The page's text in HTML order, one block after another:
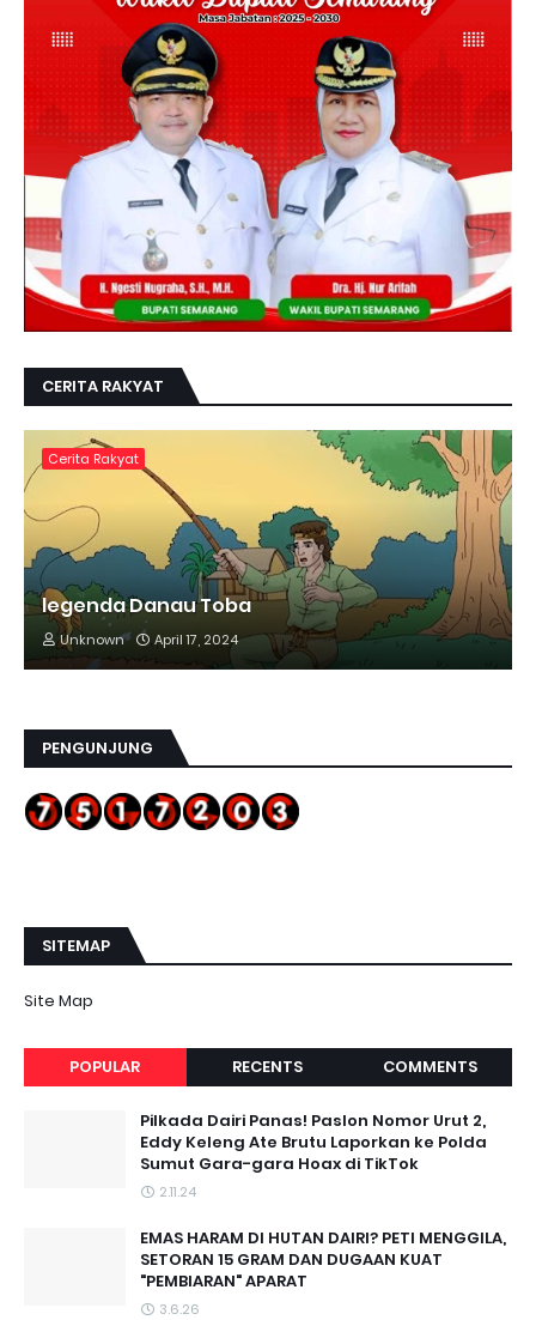
CERITA RAKYAT
Cerita Rakyat
legenda Danau Toba
Unknown April 17, 2024
PENGUNJUNG
SITEMAP
Site Map
POPULAR RECENTS COMMENTS
Pilkada Dairi Panas! Paslon Nomor Urut 2,
Eddy Keleng Ate Brutu Laporkan ke Polda
Sumut Gara-gara Hoax di TikTok
2.11.24
EMAS HARAM DI HUTAN DAIRI? PETI MENGGILA,
SETORAN 15 GRAM DAN DUGAAN KUAT
"PEMBIARAN" APARAT
3.6.26